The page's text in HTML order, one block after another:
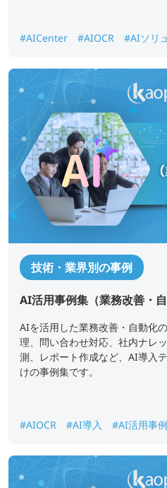
#AICenter #AIOCR #AIソリ
技術・業界別の事例
AI活用事例集（業務改善・自
AIを活用した業務改善・自動化
理、問い合わせ対応、社内ナレ
測、レポート作成など、AI導入
けの事例集です。
#AIOCR #AI導入 #AI活用事例